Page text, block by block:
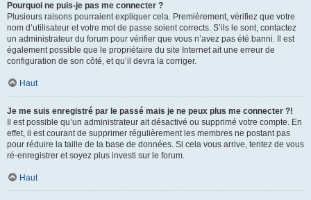
Pourquoi ne puis-je pas me connecter ?
Plusieurs raisons pourraient expliquer cela. Premièrement, vérifiez que votre
nom d’utilisateur et votre mot de passe soient corrects. S’ils le sont, contactez
un administrateur du forum pour vérifier que vous n’avez pas été banni. Il est
également possible que le propriétaire du site Internet ait une erreur de
configuration de son côté, et qu’il devra la corriger.
Haut
Je me suis enregistré par le passé mais je ne peux plus me connecter ?!
Il est possible qu’un administrateur ait désactivé ou supprimé votre compte. En
effet, il est courant de supprimer régulièrement les membres ne postant pas
pour réduire la taille de la base de données. Si cela vous arrive, tentez de vous
ré-enregistrer et soyez plus investi sur le forum.
Haut